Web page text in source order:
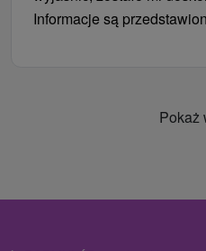
Informacje są
Pokaż